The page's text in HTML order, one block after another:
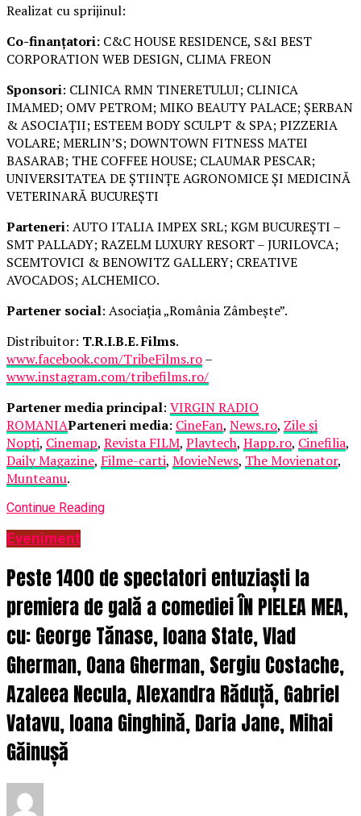
Realizat cu sprijinul:
Co-finanțatori: C&C HOUSE RESIDENCE, S&I BEST
CORPORATION WEB DESIGN, CLIMA FREON
Sponsori: CLINICA RMN TINERETULUI; CLINICA
IMAMED; OMV PETROM; MIKO BEAUTY PALACE; ȘERBAN
& ASOCIAȚII; ESTEEM BODY SCULPT & SPA; PIZZERIA
VOLARE; MERLIN’S; DOWNTOWN FITNESS MATEI
BASARAB; THE COFFEE HOUSE; CLAUMAR PESCAR;
UNIVERSITATEA DE ȘTIINȚE AGRONOMICE ȘI MEDICINĂ
VETERINARĂ BUCUREȘTI
Parteneri: AUTO ITALIA IMPEX SRL; KGM BUCUREȘTI –
SMT PALLADY; RAZELM LUXURY RESORT – JURILOVCA;
SCEMTOVICI & BENOWITZ GALLERY; CREATIVE
AVOCADOS; ALCHEMICO.
Partener social: Asociația „România Zâmbește”.
Distribuitor: T.R.I.B.E. Films.
www.facebook.com/TribeFilms.ro–
www.instagram.com/tribefilms.ro/
Partener media principal: VIRGIN RADIO
ROMANIAParteneri media: CineFan, News.ro, Zile și
Nopți, Cinemap, Revista FILM, Playtech, Happ.ro, Cinefilia,
Daily Magazine, Filme-carti, MovieNews, The Movienator,
Munteanu.
Continue Reading
Eveniment
Peste 1400 de spectatori entuziaști la
premiera de gală a comediei ÎN PIELEA MEA,
cu: George Tănase, Ioana State, Vlad
Gherman, Oana Gherman, Sergiu Costache,
Azaleea Necula, Alexandra Răduță, Gabriel
Vatavu, Ioana Ginghină, Daria Jane, Mihai
Găinușă